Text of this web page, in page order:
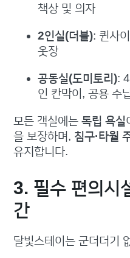
책상 및 의자
2인실(더블): 퀸사
옷장
공동실(도미토리):
인 칸막이, 공용 수
모든 객실에는독립 욕실
을 보장하며, 침구·타월
유지합니다.
3. 필수 편의시
간
달빛스테이는 군더더기